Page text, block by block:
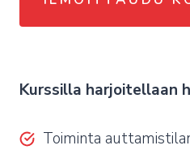
Kurssilla harjoitellaan
Toiminta